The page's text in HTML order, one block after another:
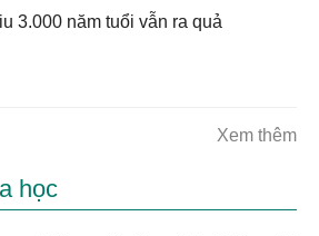
3.000 năm tuổi vẫn ra quả
Xem thêm
học